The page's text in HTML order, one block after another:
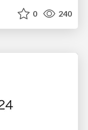
0 240